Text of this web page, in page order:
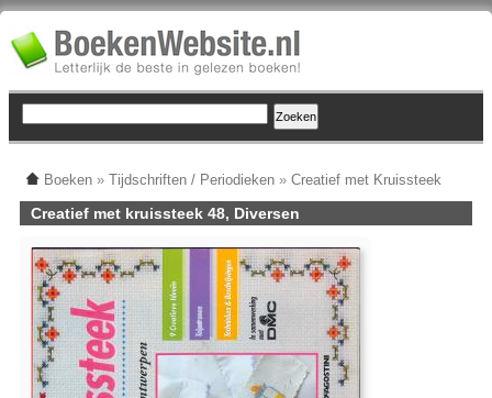
Boeken » Tijdschriften / Periodieken » Creatief met Kruissteek
Creatief met kruissteek 48, Diversen